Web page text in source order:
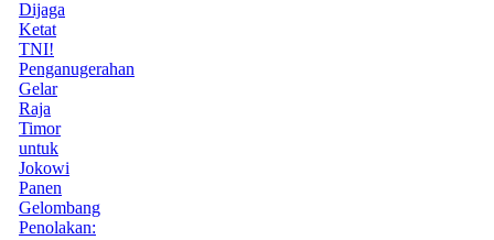
Dijaga
Ketat
TNI!
Penganugerahan
Gelar
Raja
Timor
untuk
Jokowi
Panen
Gelombang
Penolakan: